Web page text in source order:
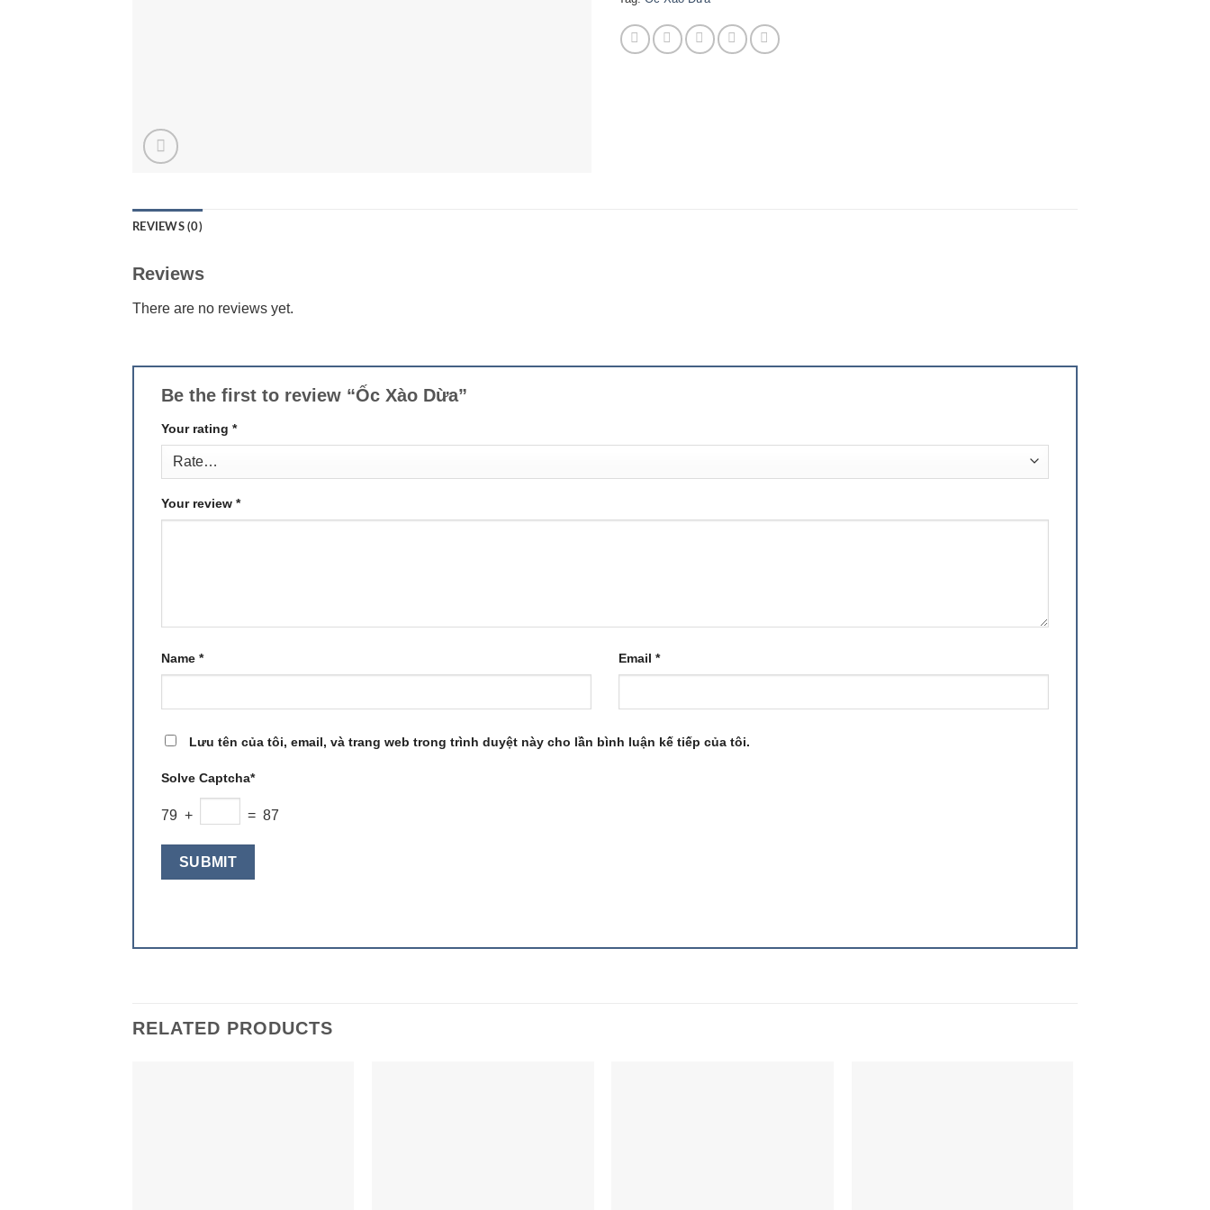
REVIEWS (0)
Reviews
There are no reviews yet.
Be the first to review “Ốc Xào Dừa”
Your rating *
Your review *
Name * Email *
Lưu tên của tôi, email, và trang web trong trình duyệt này cho lần bình luận kế tiếp của tôi.
Solve Captcha*
79 + = 87
RELATED PRODUCTS